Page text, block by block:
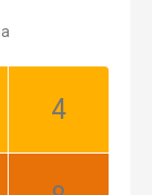
Apríl: